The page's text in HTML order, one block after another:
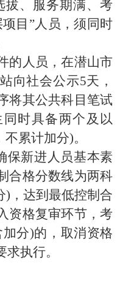
拔、服务期满、考
目”人员，须同时
的人员，在潜山市
向社会公示5天，
将其公共科目笔试
时具备两个及以
累计加分)。
保新进人员基本素
合格分数线为两科
)，达到最低控制合
资格复审环节，考
分)的，取消资格
执行。